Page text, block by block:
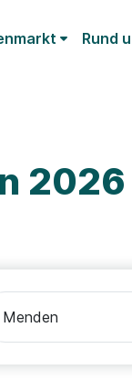
Rund
2026